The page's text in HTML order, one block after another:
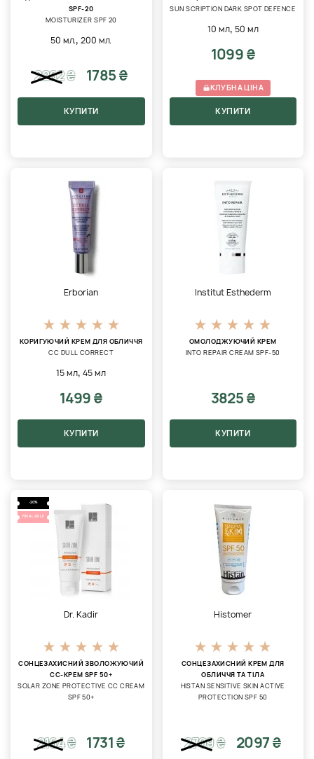
SPF-20
MOISTURIZER SPF 20
50 мл.,200 мл.
2262₴ 1785 ₴
КУПИТИ
SUN SCRIPTION DARK SPOT DEFENCE
10 мл, 50 мл
1099 ₴
КЛУБНА ЦІНА
КУПИТИ
Erborian
КОРИГУЮЧИЙ КРЕМ ДЛЯ ОБЛИЧЧЯ
CC DULL CORRECT
15 мл,45 мл
1499 ₴
КУПИТИ
Institut Esthederm
ОМОЛОДЖУЮЧИЙ КРЕМ
INTO REPAIR CREAM SPF-50
3825 ₴
КУПИТИ
-20%
FINAL SALE
Dr. Kadir
СОНЦЕЗАХИСНИЙ ЗВОЛОЖУЮЧИЙ
CC-КРЕМ SPF 50+
SOLAR ZONE PROTECTIVE CC CREAM
SPF 50+
2164₴ 1731 ₴
Histomer
СОНЦЕЗАХИСНИЙ КРЕМ ДЛЯ
ОБЛИЧЧЯ ТА ТІЛА
HISTAN SENSITIVE SKIN ACTIVE
PROTECTION SPF 50
2709₴ 2097 ₴